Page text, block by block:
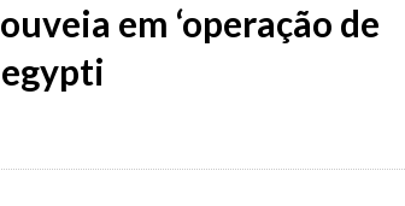
em ‘operação de